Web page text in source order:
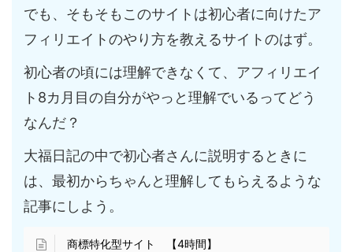
でも、そもそもこのサイトは初心者に向けたア
フィリエイトのやり方を教えるサイトのはず。
初心者の頃には理解できなくて、アフィリエイ
ト8カ月目の自分がやっと理解でいるってどう
なんだ？
大福日記の中で初心者さんに説明するときに
は、最初からちゃんと理解してもらえるような
記事にしよう。
商標特化型サイト 【4時間】